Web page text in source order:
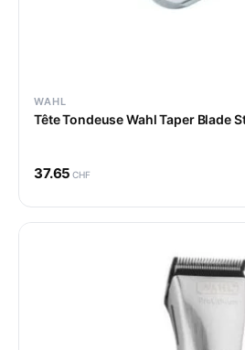
WAHL
Tête Tondeuse Wahl Taper Blade
37.65 CHF